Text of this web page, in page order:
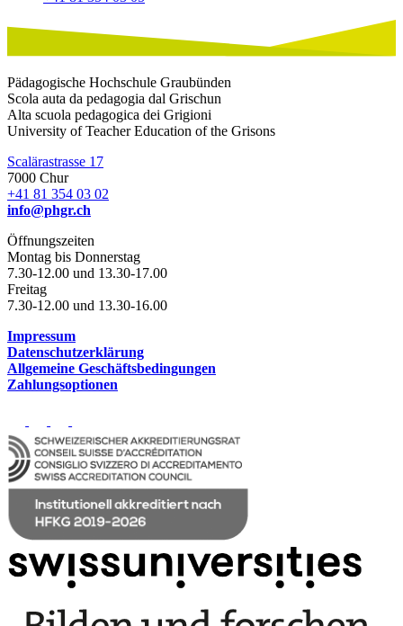
Pädagogische Hochschule Graubünden
Scola auta da pedagogia dal Grischun
Alta scuola pedagogica dei Grigioni
University of Teacher Education of the Grisons
Scalärastrasse 17
7000 Chur
+41 81 354 03 02
info@phgr.ch
Öffnungszeiten
Montag bis Donnerstag
7.30-12.00 und 13.30-17.00
Freitag
7.30-12.00 und 13.30-16.00
Impressum
Datenschutzerklärung
Allgemeine Geschäftsbedingungen
Zahlungsoptionen